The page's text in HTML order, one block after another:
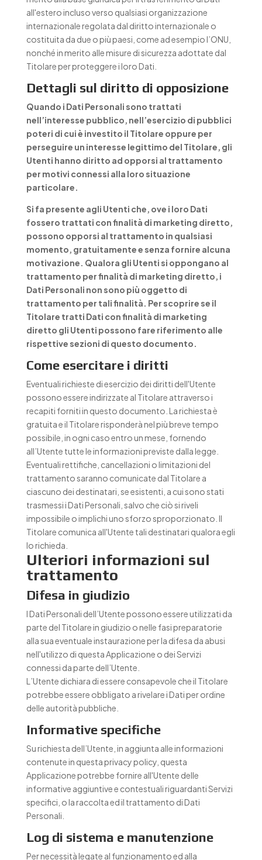
all'estero incluso verso qualsiasi organizzazione
internazionale regolata dal diritto internazionale o
costituita da due o più paesi, come ad esempio l’ONU,
nonché in merito alle misure di sicurezza adottate dal
Titolare per proteggere i loro Dati.
Dettagli sul diritto di opposizione
Quando i Dati Personali sono trattati
nell’interesse pubblico, nell’esercizio di pubblici
poteri di cui è investito il Titolare oppure per
perseguire un interesse legittimo del Titolare, gli
Utenti hanno diritto ad opporsi al trattamento
per motivi connessi alla loro situazione
particolare.
Si fa presente agli Utenti che, ove i loro Dati
fossero trattati con finalità di marketing diretto,
possono opporsi al trattamento in qualsiasi
momento, gratuitamente e senza fornire alcuna
motivazione. Qualora gli Utenti si oppongano al
trattamento per finalità di marketing diretto, i
Dati Personali non sono più oggetto di
trattamento per tali finalità. Per scoprire se il
Titolare tratti Dati con finalità di marketing
diretto gli Utenti possono fare riferimento alle
rispettive sezioni di questo documento.
Come esercitare i diritti
Eventuali richieste di esercizio dei diritti dell'Utente
possono essere indirizzate al Titolare attraverso i
recapiti forniti in questo documento. La richiesta è
gratuita e il Titolare risponderà nel più breve tempo
possibile, in ogni caso entro un mese, fornendo
all’Utente tutte le informazioni previste dalla legge.
Eventuali rettifiche, cancellazioni o limitazioni del
trattamento saranno comunicate dal Titolare a
ciascuno dei destinatari, se esistenti, a cui sono stati
trasmessi i Dati Personali, salvo che ciò si riveli
impossibile o implichi uno sforzo sproporzionato. Il
Titolare comunica all'Utente tali destinatari qualora egli
lo richieda.
Ulteriori informazioni sul
trattamento
Difesa in giudizio
I Dati Personali dell’Utente possono essere utilizzati da
parte del Titolare in giudizio o nelle fasi preparatorie
alla sua eventuale instaurazione per la difesa da abusi
nell'utilizzo di questa Applicazione o dei Servizi
connessi da parte dell’Utente.
L’Utente dichiara di essere consapevole che il Titolare
potrebbe essere obbligato a rivelare i Dati per ordine
delle autorità pubbliche.
Informative specifiche
Su richiesta dell’Utente, in aggiunta alle informazioni
contenute in questa privacy policy, questa
Applicazione potrebbe fornire all'Utente delle
informative aggiuntive e contestuali riguardanti Servizi
specifici, o la raccolta ed il trattamento di Dati
Personali.
Log di sistema e manutenzione
Per necessità legate al funzionamento ed alla